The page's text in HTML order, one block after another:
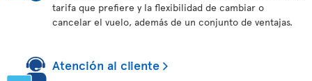
tarifa que prefiere y la flexibilidad de cambiar o
cancelar el vuelo, además de un conjunto de ventajas.
Atención al cliente